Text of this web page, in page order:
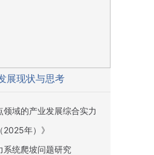
展现状与思考
域的产业发展综合实力
2025年）》
系统爬坡问题研究